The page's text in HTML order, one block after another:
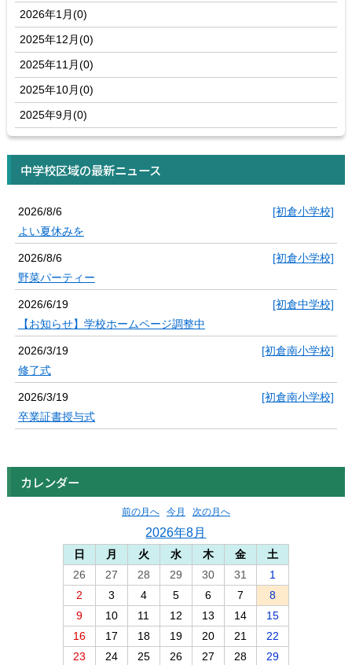
2026年1月(0)
2025年12月(0)
2025年11月(0)
2025年10月(0)
2025年9月(0)
中学校区域の最新ニュース
2026/8/6
[初倉小学校]
よい夏休みを
2026/8/6
[初倉小学校]
野菜パーティー
2026/6/19
[初倉中学校]
【お知らせ】学校ホームページ調整中
2026/3/19
[初倉南小学校]
修了式
2026/3/19
[初倉南小学校]
卒業証書授与式
カレンダー
前の月へ 今月 次の月へ
2026年8月
日 月 火 水 木 金
土
26
27 28 29 30 31
1
2
3 4 5 6 7
8
9
10 11 12 13 14
15
16
17 18 19 20 21
22
23
24 25 26 27 28 29